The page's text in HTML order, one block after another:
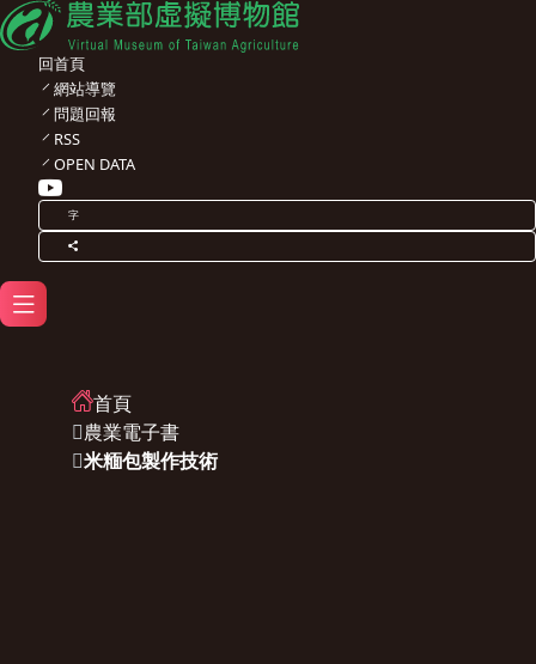
回首頁
網站導覽
問題回報
RSS
OPEN DATA
字
首頁
農業電子書
米糆包製作技術